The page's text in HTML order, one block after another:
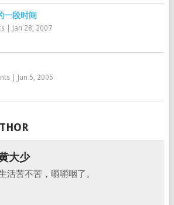
一段时间
| Jan 28, 2007
| Jun 5, 2005
大少
活苦不苦，嚼嚼咽了。